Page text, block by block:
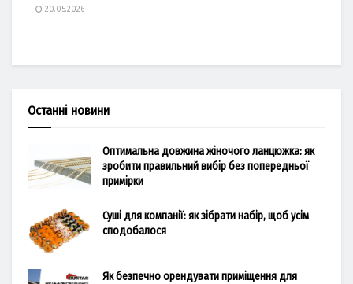
20.05.2026
Останні новини
Оптимальна довжина жіночого ланцюжка: як
зробити правильний вибір без попередньої
примірки
Суші для компанії: як зібрати набір, щоб усім
сподобалося
Як безпечно орендувати приміщення для